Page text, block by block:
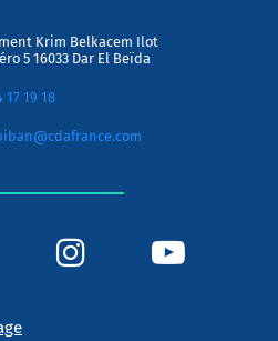
Krim Belkacem Ilot
5 16033 Dar El Beïda
17 19 18